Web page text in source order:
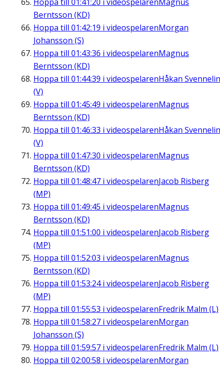
Berntsson (KD)
Hoppa till 01:42:19 i videospelarenMorgan
Johansson (S)
Hoppa till 01:43:36 i videospelarenMagnus
Berntsson (KD)
Hoppa till 01:44:39 i videospelarenHåkan
(V)
Hoppa till 01:45:49 i videospelarenMagnus
Berntsson (KD)
Hoppa till 01:46:33 i videospelarenHåkan
(V)
Hoppa till 01:47:30 i videospelarenMagnus
Berntsson (KD)
Hoppa till 01:48:47 i videospelarenJacob Risberg
(MP)
Hoppa till 01:49:45 i videospelarenMagnus
Berntsson (KD)
Hoppa till 01:51:00 i videospelarenJacob Risberg
(MP)
Hoppa till 01:52:03 i videospelarenMagnus
Berntsson (KD)
Hoppa till 01:53:24i videospelarenJacob Risberg
(MP)
Hoppa till 01:55:53 i videospelarenFredrik Malm (L)
Hoppa till 01:58:27 i videospelarenMorgan
Johansson (S)
Hoppa till 01:59:57 i videospelarenFredrik Malm (L)
Hoppa till 02:00:58 i videospelarenMorgan